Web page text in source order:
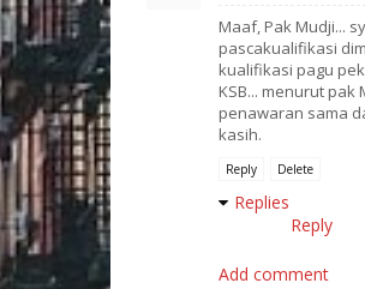
Maaf, Pak Mudji...
pascakualifikasi
kualifikasi pagu
KSB... menurut
penawaran sama
kasih.
Reply Delete
Replies
Reply
Add comment